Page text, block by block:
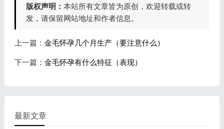
版权声明： 本站所有文章皆为原创，欢迎转载或转
发，请保留网站地址和作者信息。
上一篇： 金毛怀孕几个月生产（要注意什么）
下一篇： 金毛怀孕有什么特征（表现）
最新文章